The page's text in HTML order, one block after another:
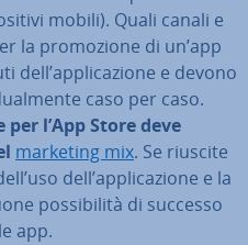
mobili). Quali canali e
la pro­mo­zio­ne di un’app
dell’ap­pli­ca­zio­ne e devono
caso per caso.
l’App Store deve
marketing mix. Se riuscite
dell’ap­pli­ca­zio­ne e la
pos­si­bi­li­tà di successo
app.